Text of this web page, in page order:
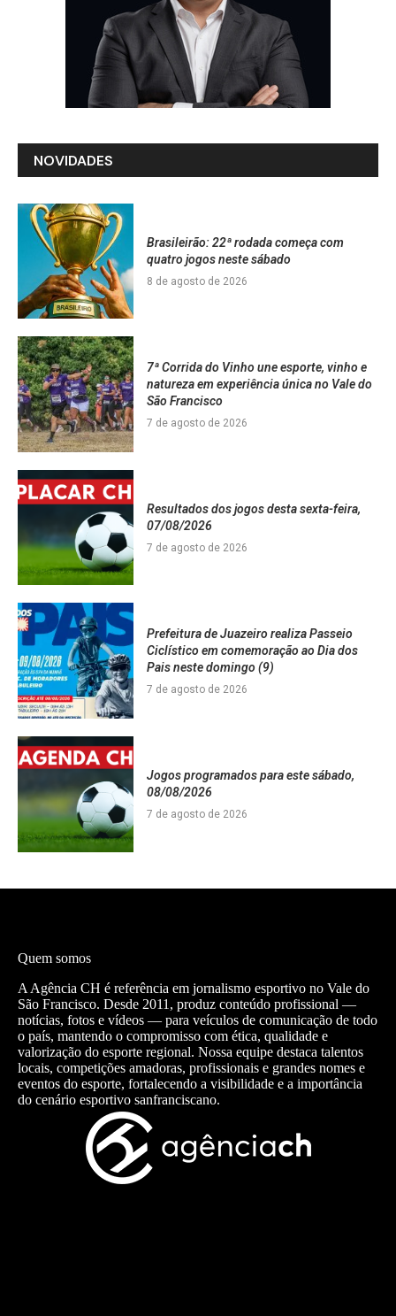
NOVIDADES
Brasileirão: 22ª rodada começa com
quatro jogos neste sábado
8 de agosto de 2026
7ª Corrida do Vinho une esporte, vinho e
natureza em experiência única no Vale do
São Francisco
7 de agosto de 2026
Resultados dos jogos desta sexta-feira,
07/08/2026
7 de agosto de 2026
Prefeitura de Juazeiro realiza Passeio
Ciclístico em comemoração ao Dia dos
Pais neste domingo (9)
7 de agosto de 2026
Jogos programados para este sábado,
08/08/2026
7 de agosto de 2026
Quem somos
A Agência CH é referência em jornalismo esportivo no Vale do
São Francisco. Desde 2011, produz conteúdo profissional —
notícias, fotos e vídeos — para veículos de comunicação de todo
o país, mantendo o compromisso com ética, qualidade e
valorização do esporte regional. Nossa equipe destaca talentos
locais, competições amadoras, profissionais e grandes nomes e
eventos do esporte, fortalecendo a visibilidade e a importância
do cenário esportivo sanfranciscano.